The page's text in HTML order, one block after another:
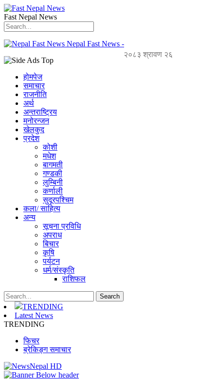
Fast Nepal News
Nepal Fast News -
२०८३ श्रावण २६
होमपेज
समाचार
राजनीति
अर्थ
अन्तराष्ट्रिय
मनोरन्जन
खेलकुद
प्रदेश
कोशी
मधेश
बागमती
गण्डकी
लुम्बिनी
कर्णाली
सुदूरपश्चिम
कला/ साहित्य
अन्य
सूचना प्रविधि
अपराध
बिचार
कृषि
पर्यटन
धर्म/संस्कृति
राशिफल
TRENDING
Latest News
TRENDING
फिचर
ब्रेकिङ्ग समाचार